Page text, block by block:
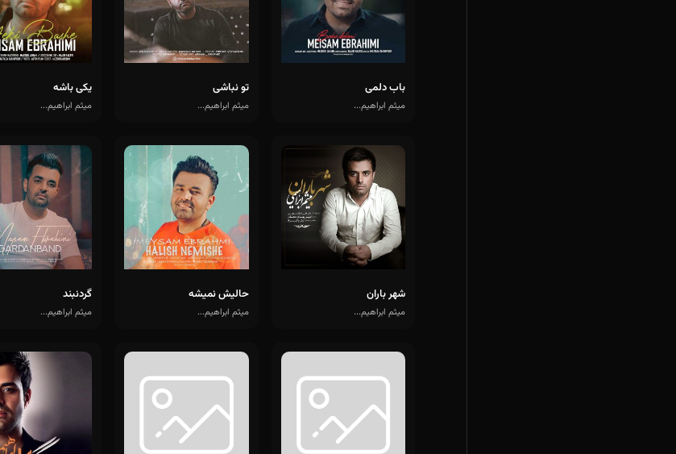
باب دلمی
میثم ابراهیم...
تو نباشی
میثم ابراهیم...
یکی باشه
میثم ابراهیم...
شهر باران
میثم ابراهیم...
حالیش نمیشه
میثم ابراهیم...
گردنبند
میثم ابراهیم...